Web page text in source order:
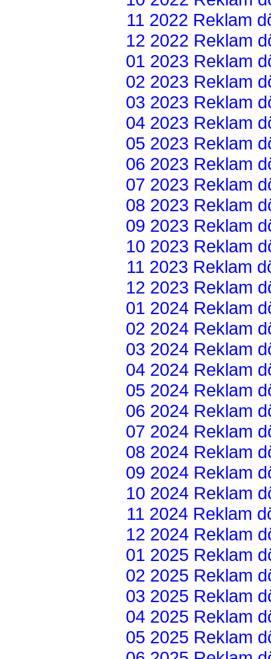
11 2022 Reklam
12 2022 Reklam
01 2023 Reklam
02 2023 Reklam
03 2023 Reklam
04 2023 Reklam
05 2023 Reklam
06 2023 Reklam
07 2023 Reklam
08 2023 Reklam
09 2023 Reklam
10 2023 Reklam
11 2023 Reklam
12 2023 Reklam
01 2024 Reklam
02 2024 Reklam
03 2024 Reklam
04 2024 Reklam
05 2024 Reklam
06 2024 Reklam
07 2024 Reklam
08 2024 Reklam
09 2024 Reklam
10 2024 Reklam
11 2024 Reklam
12 2024 Reklam
01 2025 Reklam
02 2025 Reklam
03 2025 Reklam
04 2025 Reklam
05 2025 Reklam